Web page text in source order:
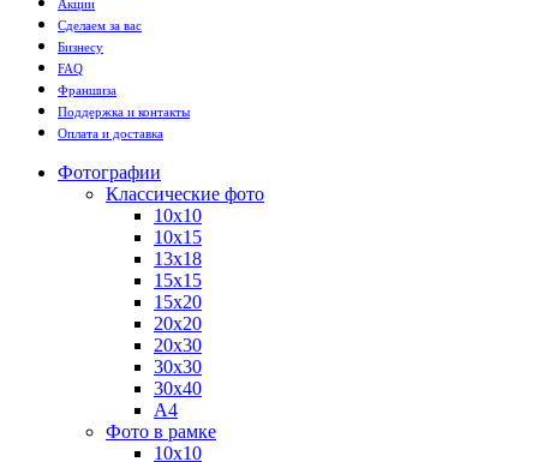
Акции
Сделаем за вас
Бизнесу
FAQ
Франшиза
Поддержка и контакты
Оплата и доставка
Фотографии
Классические фото
10х10
10х15
13х18
15х15
15х20
20х20
20х30
30х30
30х40
А4
Фото в рамке
10х10